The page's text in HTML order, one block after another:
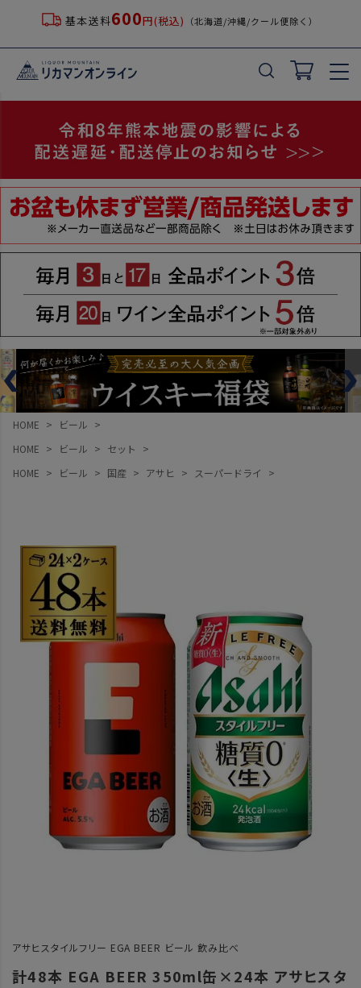
基本送料600円(税込) （北海道/沖縄/クール便除く）
HOME
ビール
HOME
ビール
セット
HOME
ビール 国産 アサヒ スーパードライ
アサヒスタイルフリー EGA BEER ビール 飲み比べ
計48本 EGA BEER 350ml缶×24本 アサヒスタ